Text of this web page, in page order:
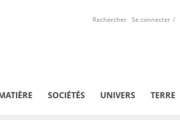
Rechercher Se connecter
SOCIÉTÉS UNIVERS TERRE